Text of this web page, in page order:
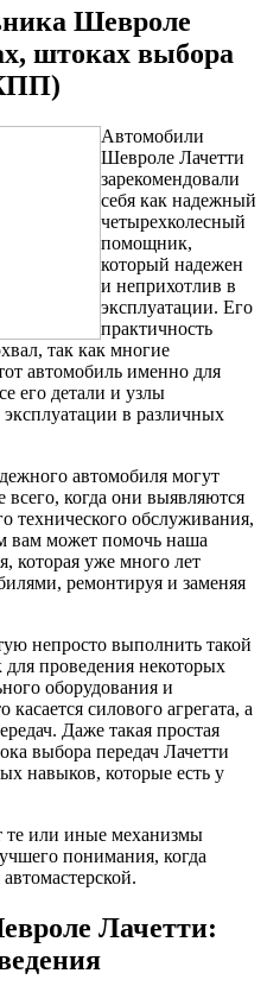
Шевроле
штоках выбора
Автомобили
Шевроле Лачетти
зарекомендовали
себя как надежный
четырехколесный
помощник,
который надежен
и неприхотлив в
эксплуатации. Его
практичность
так как многие
автомобиль именно для
его детали и узлы
в различных
автомобиля могут
всего, когда они выявляются
технического обслуживания,
вам может помочь наша
которая уже много лет
ремонтируя и заменяя
непросто выполнить такой
для проведения некоторых
оборудования и
силового агрегата, а
Даже такая простая
выбора передач Лачетти
навыков, которые есть у
те или иные механизмы
понимания, когда
Лачетти: